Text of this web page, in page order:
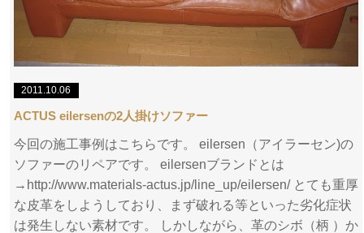
2011.10.06
ACTUS eilersenの2人掛けソファー
今回の施工事例はこちらです。 eilersen（アイラーセン)の
ソファーのリペアです。 eilersenブランドとは
→http://www.materials-actus.jp/line_up/eilersen/ とても重厚
な皮革をしようしており、まず破れる等といった劣化症状
は発生しない素材です。 しかしながら、革のシボ（柄 ）か